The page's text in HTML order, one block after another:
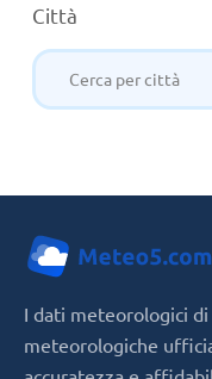
Città
I dati meteorologici
meteorologiche